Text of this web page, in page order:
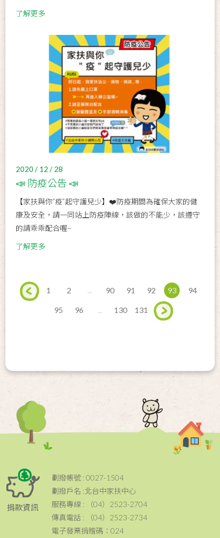
了解更多
2020 / 12 / 28
📣 防疫公告 📣
【家扶與你”疫”起守護兒少】❤️防疫期間為確保大家的健
康及安全，請一同站上防疫陣線，該做的不能少，該遵守
的請乖乖配合喔~
了解更多
1 2 90 91 92 93 94
95 96 130 131
捐款資訊
劃撥帳號 : 0027-1504
劃撥戶名 :北台中家扶中心
服務專線 : （04）2523-2704
傳真電話 : （04）2523-2734
電子發票捐贈碼：024